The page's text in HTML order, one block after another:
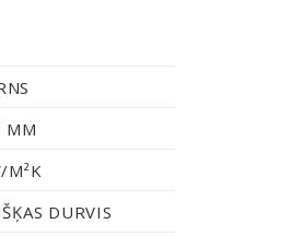
MM
M²K
DURVIS